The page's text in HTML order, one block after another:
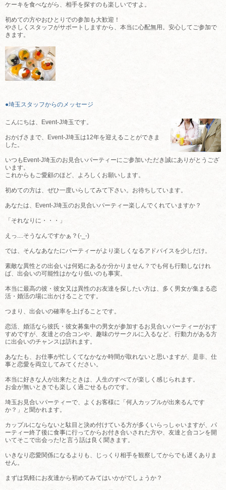
ケーキを食べながら、相手を探すのも楽しいですよ。
初めての方やおひとりでの参加も大歓迎！
やさしくスタッフがサポートしますから、本当に心配無用。安心してご参加で
きます。
●埼玉スタッフからのメッセージ
こんにちは、Event-J埼玉です。
おかげさまで、Event-J埼玉は12年を迎えることができま
した。
いつもEvent-J埼玉のお見合いパーティーにご参加いただき誠にありがとうござ
います。
これからもご愛顧のほど、よろしくお願いします。
初めての方は、ぜひ一度いらしてみて下さい。お待ちしています。
あなたは、Event-J埼玉のお見合いパーティー楽しんでくれていますか？
「それなりに・・・」
えっ....そうなんですかぁ？(-_-)
では、そんなあなたにパーティーがより楽しくなるアドバイスを少しだけ。
素敵な異性との出会いは何処にあるか分かりません？でも何も行動しなけれ
ば、出会いの可能性はかなり低いのも事実。
本当に最高の彼・彼女又は異性のお友達を探したい方は、多く男女が集まる恋
活・婚活の場に出かけることです。
つまり、出会いの確率を上げることです。
恋活、婚活なら彼氏・彼女募集中の男女が参加するお見合いパーティーがおす
すめですが、友達との合コンや、趣味のサークルに入るなど、行動力がある方
に出会いのチャンスは訪れます。
あなたも、お仕事が忙しくてなかなか時間が取れないと思いますが、是非、仕
事と恋愛を両立してみてください。
本当に好きな人が出来たときは、人生のすべてが楽しく感じられます。
お金が無いときでも楽しく過ごせるものです。
埼玉お見合いパーティーで、よくお客様に「何人カップルが出来るんです
か？」と聞かれます。
カップルにならないと駄目と決め付けている方が多くいらっしゃいますが、パ
ーティー終了後に食事に行ってからお付き合いされた方や、友達と合コンを開
いてそこで出会った!と言う話は良く聞きます。
いきなり恋愛関係になるよりも、じっくり相手を観察してからでも遅くありま
せん。
まずは気軽にお友達から初めてみてはいかがでしょうか？